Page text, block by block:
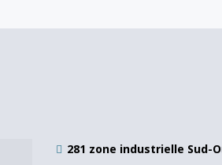
281 zone industrielle Sud-